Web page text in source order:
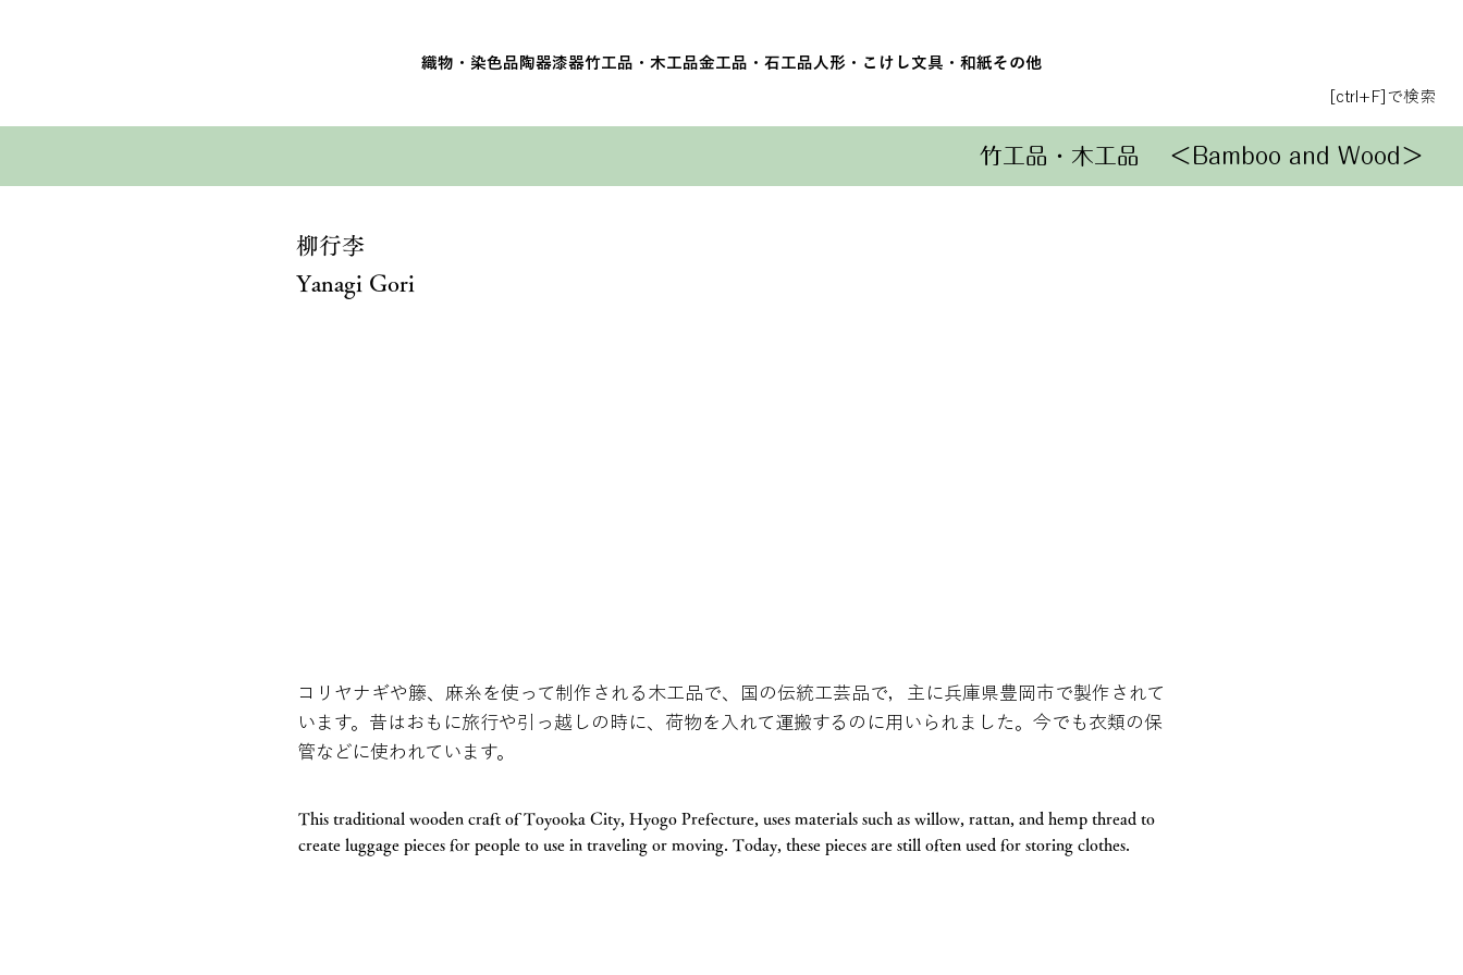
織物・染色品 陶器漆器竹工品・木工品金工品・石工品 人形・こけし 文具・和紙その他
[ctrl+F]で検索
竹工品・木工品 ＜Bamboo and Wood＞
柳行李
Yanagi Gori
コリヤナギや籐、麻糸を使って制作される木工品で、国の伝統工芸品で，主に兵庫県豊岡市で製作されて
います。昔はおもに旅行や引っ越しの時に、荷物を入れて運搬するのに用いられました。今でも衣類の保
管などに使われています。
This traditional wooden craft of Toyooka City, Hyogo Prefecture, uses materials such as willow, rattan, and hemp thread to
create luggage pieces for people to use in traveling or moving. Today, these pieces are still often used for storing clothes.